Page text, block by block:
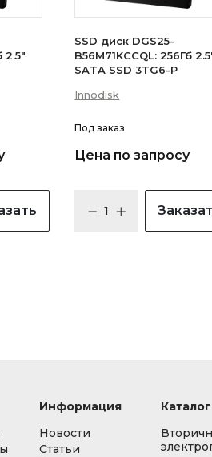
2.5"
SSD диск DGS25-
B56M71KCCQL: 256Гб
SATA SSD 3TG6-P
Innodisk
Под заказ
Цена по запросу
Информация
Новости
Статьи
Каталог